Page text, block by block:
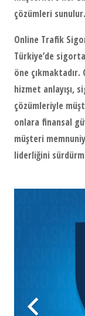
çözümleri sunulur.
Online Trafik
Türkiye’de
öne
hizmet anlayışı,
çözümleriyle
onlara finansal
müşteri
liderliğini